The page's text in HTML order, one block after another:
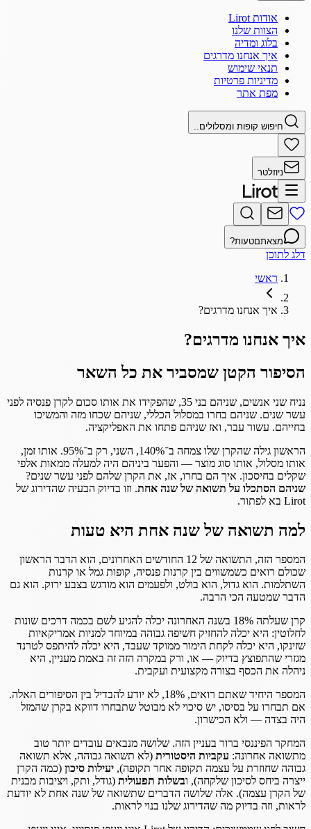
אודות Lirot
הצוות שלנו
בלוג ומדיה
איך אנחנו מדרגים
תנאי שימוש
מדיניות פרטיות
מפת אתר
חיפוש קופות ומסלולים..
ניוזלטר
מצאתםטעות?
דלג לתוכן
ראשי
איך אנחנו מדרגים?
איך אנחנו מדרגים?
הסיפור הקטן שמסביר את כל השאר
נניח שני אנשים, שניהם בני 35, שהפקידו את אותו סכום לקרן פנסיה לפני
עשר שנים. שניהם בחרו במסלול הכללי, שניהם שכחו מזה והמשיכו
בחייהם. עשור עבר, ואז שניהם פתחו את האפליקציה.
הראשון גילה שהקרן שלו צמחה ב־140%, השני, רק ב־95%. אותו זמן,
אותו מסלול, אותו סוג מוצר — והפער ביניהם היה למעלה ממאות אלפי
שקלים בחיסכון. איך הם בחרו, אז, את הקרן שלהם לפני עשר שנים?
שניהם הסתכלו על תשואה של שנה אחת. וזו בדיוק הבעיה שהדירוג של
Lirot בא לפתור.
למה תשואה של שנה אחת היא טעות
המספר הזה, התשואה של 12 החודשים האחרונים, הוא הדבר הראשון
שכולם רואים כשמשווים בין קרנות פנסיה, קופות גמל או קרנות
השתלמות. הוא גדול, הוא בולט, ולפעמים הוא מודגש בצבע ירוק. הוא גם
הדבר שמטעה הכי הרבה.
קרן שעלתה 18% בשנה האחרונה יכלה להגיע לשם בכמה דרכים שונות
לחלוטין: היא יכלה להחזיק חשיפה גבוהה במיוחד למניות אמריקאיות
שזינקו, היא יכלה לקחת הימור ממוקד שעבד, היא יכלה להיתפס לטרנד
מגזרי שהתפוצץ בדיוק — או, ורק במקרה הזה זה באמת מעניין, היא
ניהלה את הכסף בצורה מקצועית ועקבית.
המספר היחיד שאתם רואים, 18%, לא יודע להבדיל בין הסיפורים האלה.
אם תבחרו על בסיסו, יש סיכוי לא מבוטל שתבחרו דווקא בקרן שהמזל
היה בצדה — ולא הכישרון.
המחקר הפיננסי ברור בעניין הזה. שלושה מנבאים עובדים יותר טוב
מתשואה אחרונה: עקביות היסטורית (לא תשואה גבוהה, אלא תשואה
גבוהה שחוזרת על עצמה תקופה אחר תקופה), יעילות סיכון (כמה הקרן
ייצרה ביחס לסיכון שלקחה), ובשלות תפעולית (גודל, ותק, ויציבות מבנית
של הקרן עצמה). אלה שלושה הדברים שתשואה של שנה אחת לא יודעת
לראות, וזה בדיוק מה שהדירוג שלנו בנוי לראות.